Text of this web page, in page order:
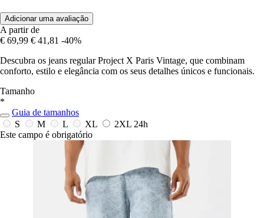
Adicionar uma avaliação
A partir de
€ 69,99 € 41,81 -40%
Descubra os jeans regular Project X Paris Vintage, que combinam
conforto, estilo e elegância com os seus detalhes únicos e funcionais.
Tamanho
*
Guia de tamanhos
S
M L XL 2XL 24h
Este campo é obrigatório